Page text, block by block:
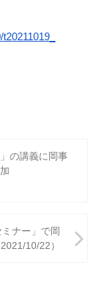
の講義に岡事
ナー」で岡
10/22）